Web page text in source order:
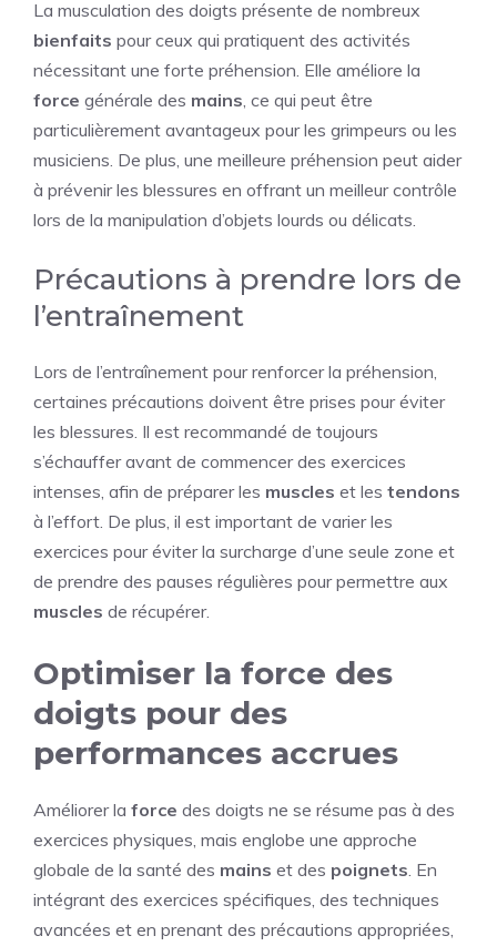
La musculation des doigts présente de nombreux
bienfaits pour ceux qui pratiquent des activités
nécessitant une forte préhension. Elle améliore la
force générale des mains, ce qui peut être
particulièrement avantageux pour les grimpeurs ou les
musiciens. De plus, une meilleure préhension peut aider
à prévenir les blessures en offrant un meilleur contrôle
lors de la manipulation d’objets lourds ou délicats.
Précautions à prendre lors de
l’entraînement
Lors de l’entraînement pour renforcer la préhension,
certaines précautions doivent être prises pour éviter
les blessures. Il est recommandé de toujours
s’échauffer avant de commencer des exercices
intenses, afin de préparer les muscles et les tendons
à l’effort. De plus, il est important de varier les
exercices pour éviter la surcharge d’une seule zone et
de prendre des pauses régulières pour permettre aux
muscles de récupérer.
Optimiser la force des
doigts pour des
performances accrues
Améliorer la force des doigts ne se résume pas à des
exercices physiques, mais englobe une approche
globale de la santé des mains et des poignets. En
intégrant des exercices spécifiques, des techniques
avancées et en prenant des précautions appropriées,